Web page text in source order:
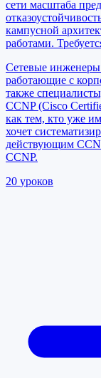
сети масштаба
кампусной
работами.
Сетевые
работающие с
также
CCNP (Cisco
как тем, кто уже
хочет
действующим
CCNP.
20 уроков